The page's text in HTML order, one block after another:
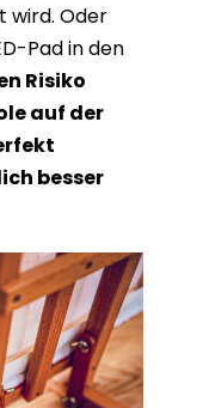
wird. Oder
Pad in den
Risiko
auf der
besser